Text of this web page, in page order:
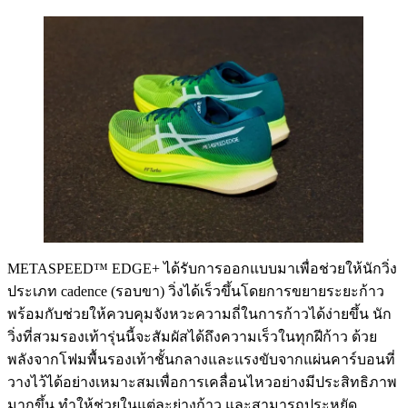
METASPEED™ EDGE+ ได้รับการออกแบบมาเพื่อช่วยให้นักวิ่ง
ประเภท cadence (รอบขา) วิ่งได้เร็วขึ้นโดยการขยายระยะก้าว
พร้อมกับช่วยให้ควบคุมจังหวะความถี่ในการก้าวได้ง่ายขึ้น นัก
วิ่งที่สวมรองเท้ารุ่นนี้จะสัมผัสได้ถึงความเร็วในทุกฝีก้าว ด้วย
พลังจากโฟมพื้นรองเท้าชั้นกลางและแรงขับจากแผ่นคาร์บอนที่
วางไว้ได้อย่างเหมาะสมเพื่อการเคลื่อนไหวอย่างมีประสิทธิภาพ